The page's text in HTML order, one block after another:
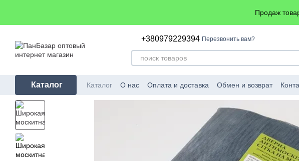
Продаж
+380979229394 Перезвонить вам?
Каталог Каталог О нас Оплата и доставка Обмен и возврат